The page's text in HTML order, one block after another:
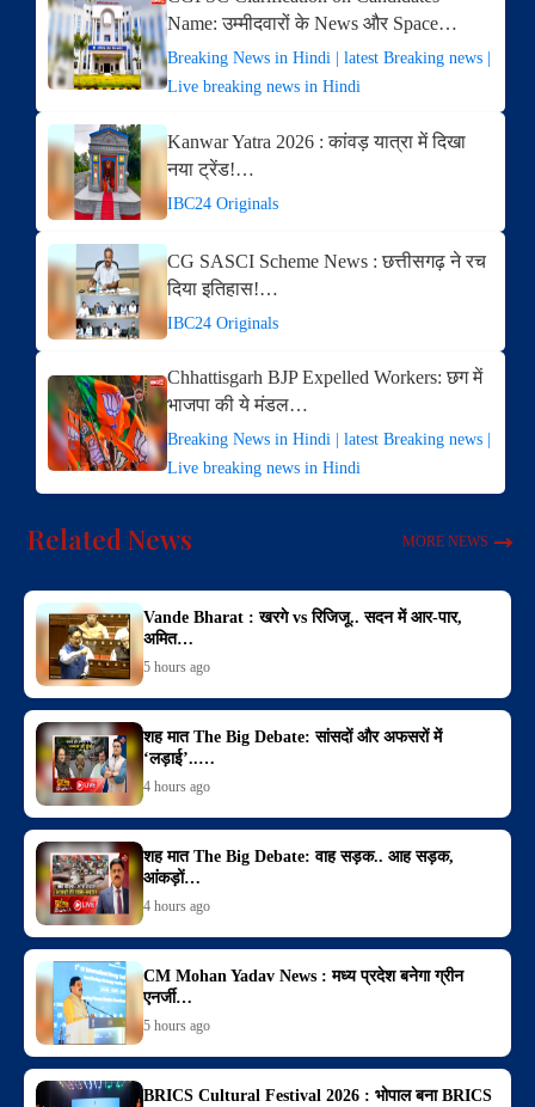
Name: उम्मीदवारों के News और Space…
Breaking News in Hindi | latest Breaking news |
Live breaking news in Hindi
Kanwar Yatra 2026 : कांवड़ यात्रा में दिखा
नया ट्रेंड!…
IBC24 Originals
CG SASCI Scheme News : छत्तीसगढ़ ने रच
दिया इतिहास!…
IBC24 Originals
Chhattisgarh BJP Expelled Workers: छग में
भाजपा की ये मंडल…
Breaking News in Hindi | latest Breaking news |
Live breaking news in Hindi
Related News MORE NEWS
Vande Bharat : खरगे vs रिजिजू.. सदन में आर-पार,
अमित…
5 hours ago
शह मात The Big Debate: सांसदों और अफसरों में
‘लड़ाई’..…
4 hours ago
शह मात The Big Debate: वाह सड़क.. आह सड़क,
आंकड़ों…
4 hours ago
CM Mohan Yadav News : मध्य प्रदेश बनेगा ग्रीन
एनर्जी…
5 hours ago
BRICS Cultural Festival 2026 : भोपाल बना BRICS